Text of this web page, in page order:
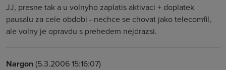
JJ, presne tak a u volnyho zaplatis aktivaci + doplatek
pausalu za cele obdobi - nechce se chovat jako telecomfil,
ale volny je opravdu s prehedem nejdrazsi.
Nargon(5.3.2006 15:16:07)